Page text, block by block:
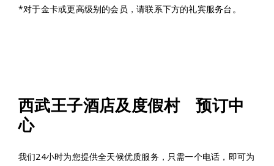
*对于金卡或更高级别的会员，请联系下方的礼宾服务台。
西武王子酒店及度假村 预订中
心
我们24小时为您提供全天候优质服务，只需一个电话，即可为